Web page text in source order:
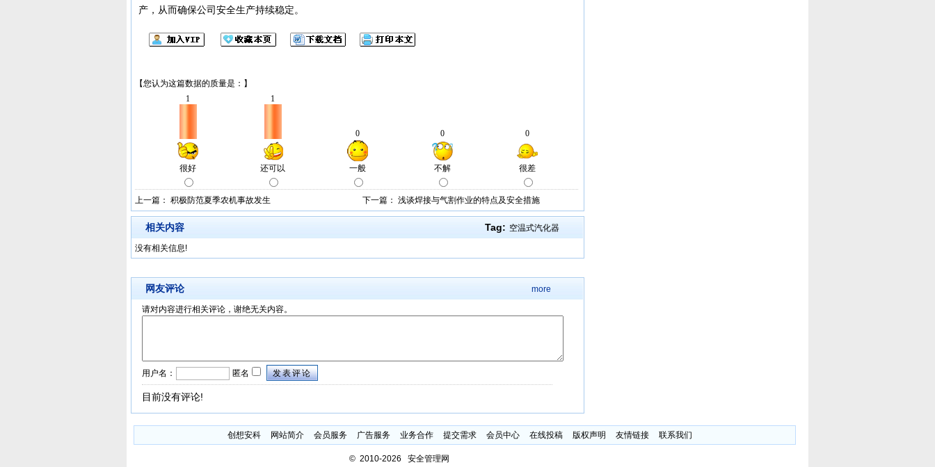
产，从而确保公司安全生产持续稳定。
下一篇： 浅谈焊接与气割作业的特点及安全措施
上一篇： 积极防范夏季农机事故发生
Tag: 空温式汽化器
相关内容
没有相关信息!
网友评论 more
请对内容进行相关评论，谢绝无关内容。
用户名： 匿名 发表评论
目前没有评论!
创想安科 网站简介 会员服务 广告服务 业务合作 提交需求 会员中心 在线投稿 版权声明 友情链接 联系我们
© 2010-2026 安全管理网